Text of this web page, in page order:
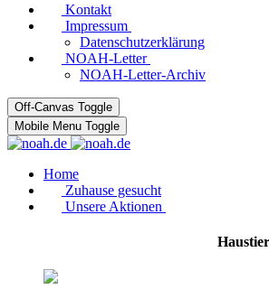
Kontakt
Impressum
Datenschutzerklärung
NOAH-Letter
NOAH-Letter-Archiv
Off-Canvas Toggle
Mobile Menu Toggle
Home
Zuhause gesucht
Unsere Aktionen